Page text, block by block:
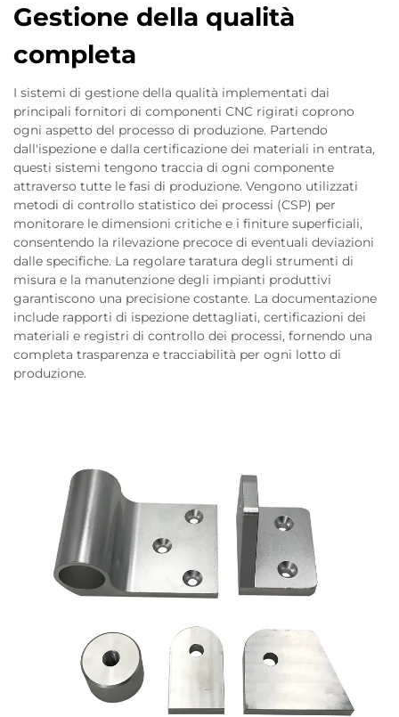
Gestione della qualità
completa
I sistemi di gestione della qualità implementati dai
principali fornitori di componenti CNC rigirati coprono
ogni aspetto del processo di produzione. Partendo
dall'ispezione e dalla certificazione dei materiali in entrata,
questi sistemi tengono traccia di ogni componente
attraverso tutte le fasi di produzione. Vengono utilizzati
metodi di controllo statistico dei processi (CSP) per
monitorare le dimensioni critiche e i finiture superficiali,
consentendo la rilevazione precoce di eventuali deviazioni
dalle specifiche. La regolare taratura degli strumenti di
misura e la manutenzione degli impianti produttivi
garantiscono una precisione costante. La documentazione
include rapporti di ispezione dettagliati, certificazioni dei
materiali e registri di controllo dei processi, fornendo una
completa trasparenza e tracciabilità per ogni lotto di
produzione.